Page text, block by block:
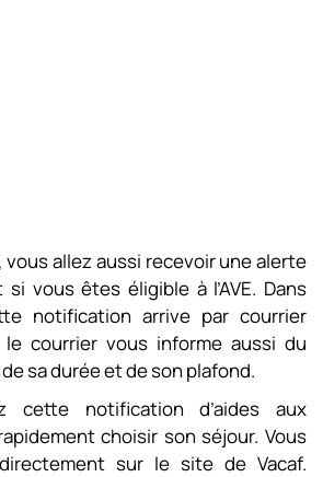
vous allez aussi recevoir une alerte
vous êtes éligible à l’AVE. Dans
notification arrive par courrier
le courrier vous informe aussi du
sa durée et de son plafond.
cette notification d’aides aux
choisir son séjour. Vous
sur le site de Vacaf.